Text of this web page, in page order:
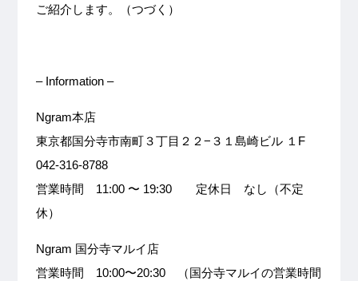
ご紹介します。（つづく）
– Information –
Ngram本店
東京都国分寺市南町３丁目２２−３１島崎ビル １F
042-316-8788
営業時間 11:00 〜 19:30 定休日 なし（不定
休）
Ngram 国分寺マルイ店
営業時間 10:00〜20:30 （国分寺マルイの営業時間